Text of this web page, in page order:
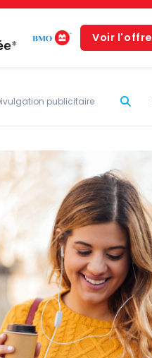
Voir l'offre
publicitaire